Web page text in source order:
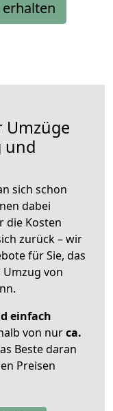
Umzüge
und
sich schon
dabei
die Kosten
zurück – wir
für Sie, das
von
einfach
von nurca.
Beste daran
Preisen